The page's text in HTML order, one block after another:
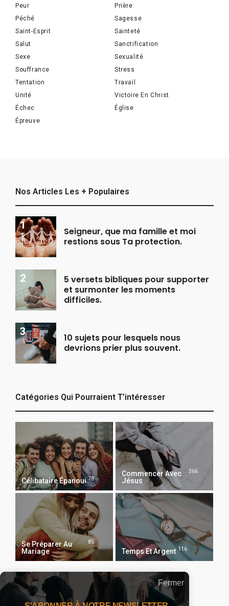
Peur
Prière
Péché
Sagesse
Saint-Esprit
Sainteté
Salut
Sanctification
Sexe
Sexualité
Souffrance
Stress
Tentation
Travail
Unité
Victoire En Christ
Échec
Église
Épreuve
Nos Articles Les + Populaires
Seigneur, que ma famille et moi
restions sous Ta protection.
5 versets bibliques pour supporter
et surmonter les moments
difficiles.
10 sujets pour lesquels nous
devrions prier plus souvent.
Catégories Qui Pourraient T’intéresser
Célibataire Épanoui 78
Commencer Avec
Jésus
366
Se Préparer Au
Mariage
85
Temps Et Argent 116
Recevoir Notre Newsletter Chaque Matin
Fermer